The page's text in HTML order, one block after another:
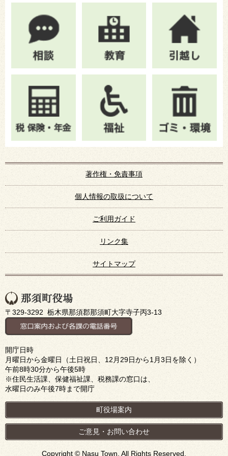
著作権・免責事項
個人情報の取扱について
ご利用ガイド
リンク集
サイトマップ
〒329-3292 栃木県那須郡那須町大字寺子丙3-13
開庁日時
月曜日から金曜日（土日祝日、12月29日から1月3日を除く）
午前8時30分から午後5時
※住民生活課、保健福祉課、税務課の窓口は、
水曜日のみ午後7時まで開庁
町役場案内
ご意見・お問い合わせ
Copyright © Nasu Town. All Rights Reserved.